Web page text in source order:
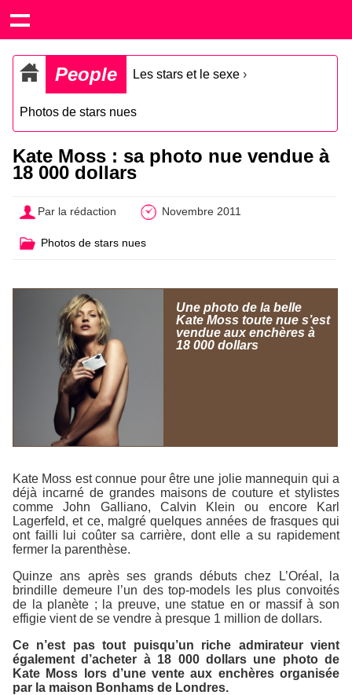
People Les stars et le sexe ›
Photos de stars nues
Kate Moss : sa photo nue vendue à
18 000 dollars
Par la rédaction Novembre 2011
Photos de stars nues
Une photo de la belle
Kate Moss toute nue s’est
vendue aux enchères à
18 000 dollars
Kate Moss est connue pour être une jolie mannequin qui a
déjà incarné de grandes maisons de couture et stylistes
comme John Galliano, Calvin Klein ou encore Karl
Lagerfeld, et ce, malgré quelques années de frasques qui
ont failli lui coûter sa carrière, dont elle a su rapidement
fermer la parenthèse.
Quinze ans après ses grands débuts chez
L’Oréal , la
brindille demeure l’un des top-models les plus convoités
de la planète ; la preuve, une statue en or massif à son
effigie vient de se vendre à presque 1 million de dollars.
Ce n’est pas tout puisqu’un riche admirateur vient
également d’acheter à 18 000 dollars une photo de
Kate Moss lors d’une vente aux enchères organisée
par la maison Bonhams de Londres.